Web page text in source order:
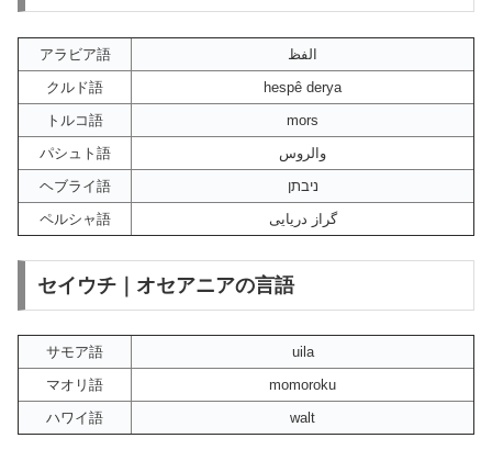
アラビア語
الفظ
クルド語
hespê derya
トルコ語
mors
パシュト語
والروس
ヘブライ語
ניבתן
ペルシャ語
گراز دریایی
セイウチ｜オセアニアの言語
サモア語
uila
マオリ語
momoroku
ハワイ語
walt